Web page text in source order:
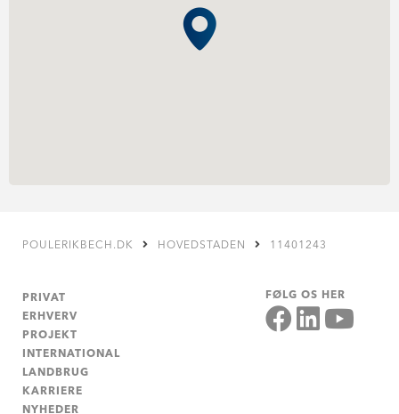
POULERIKBECH.DK HOVEDSTADEN 11401243
PRIVAT
ERHVERV
PROJEKT
INTERNATIONAL
LANDBRUG
KARRIERE
NYHEDER
FØLG OS HER